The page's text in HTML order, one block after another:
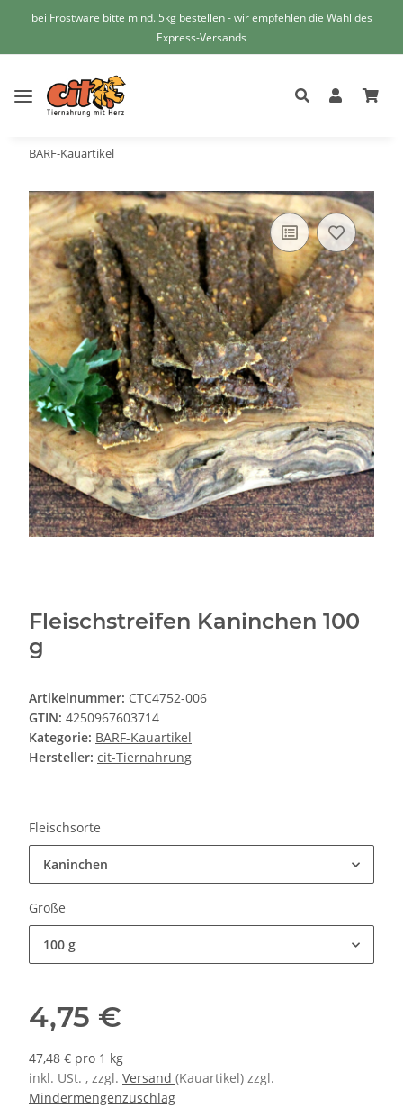
bei Frostware bitte mind. 5kg bestellen - wir empfehlen die Wahl des
Express-Versands
BARF-Kauartikel
Fleischstreifen Kaninchen 100
g
Artikelnummer: CTC4752-006
GTIN: 4250967603714
Kategorie: BARF-Kauartikel
Hersteller: cit-Tiernahrung
Fleischsorte
Kaninchen
Größe
100 g
4,75 €
47,48 € pro 1 kg
inkl. USt. , zzgl. Versand (Kauartikel) zzgl.
Mindermengenzuschlag